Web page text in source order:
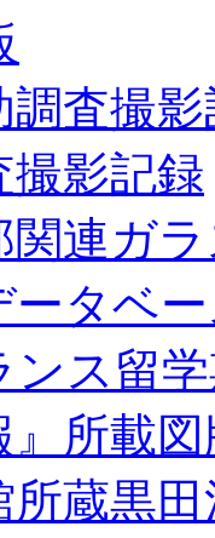
調査撮
撮影記録
関連ガ
ータベ
ンス留
』所載
所蔵黒